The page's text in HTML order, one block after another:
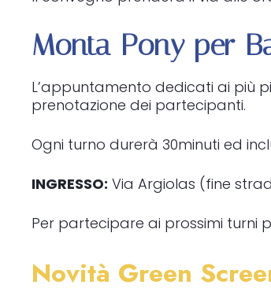
Monta Pony per
L’appuntamento dedicati ai più
prenotazione dei partecipanti.
Ogni turno durerà 30minuti ed
INGRESSO: Via Argiolas (fine
Per partecipare ai prossimi turni
Novità Green